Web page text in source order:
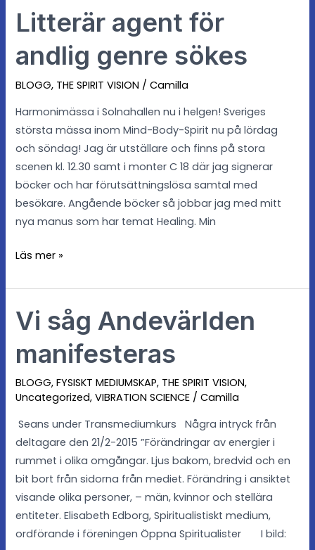
Litterär agent för
andlig genre sökes
BLOGG, THE SPIRIT VISION /Camilla
Harmonimässa i Solnahallen nu i helgen! Sveriges
största mässa inom Mind-Body-Spirit nu på lördag
och söndag! Jag är utställare och finns på stora
scenen kl. 12.30 samt i monter C 18 där jag signerar
böcker och har förutsättningslösa samtal med
besökare. Angående böcker så jobbar jag med mitt
nya manus som har temat Healing. Min
Läs mer »
Vi såg Andevärlden
manifesteras
BLOGG,FYSISKT MEDIUMSKAP, THE SPIRIT VISION,
Uncategorized,VIBRATION SCIENCE /Camilla
Seans under Transmediumkurs Några intryck från
deltagare den 21/2-2015 ”Förändringar av energier i
rummet i olika omgångar. Ljus bakom, bredvid och en
bit bort från sidorna från mediet. Förändring i ansiktet
visande olika personer, – män, kvinnor och stellära
entiteter. Elisabeth Edborg, Spiritualistiskt medium,
ordförande i föreningen Öppna Spiritualister I bild:
Vi
såg
Andevärlden
manifesteras